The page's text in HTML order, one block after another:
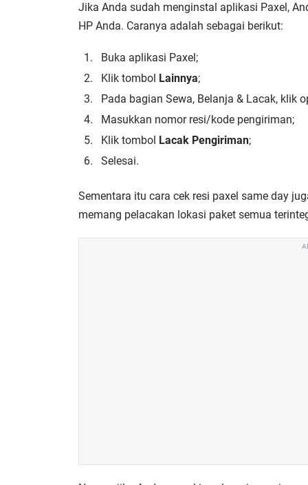
Jika Anda sudah menginstal aplikasi Paxel,
HP Anda. Caranya adalah sebagai berikut:
Buka aplikasi Paxel;
Klik tombol Lainnya;
Pada bagian Sewa, Belanja & Lacak, klik
Masukkan nomor resi/kode pengiriman;
Klik tombol Lacak Pengiriman;
Selesai.
Sementara itu cara cek resi paxel same day
memang pelacakan lokasi paket semua